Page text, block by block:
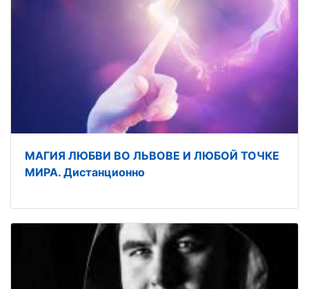
МАГИЯ ЛЮБВИ ВО ЛЬВОВЕ И ЛЮБОЙ ТОЧКЕ
МИРА. Дистанционно